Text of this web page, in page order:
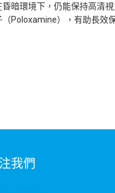
暗環境下，仍能保持高清
Poloxamine），有助長效
我們